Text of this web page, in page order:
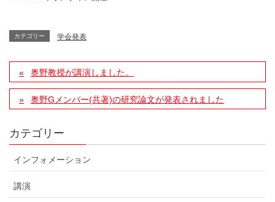
カテゴリー 学会発表
奥野教授が講演しました。
奥野Gメンバー(共著)の研究論文が発表されました
カテゴリー
インフォメーション
講演